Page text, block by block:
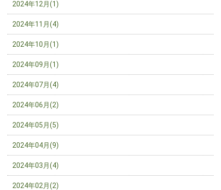
2024年12月(1)
2024年11月(4)
2024年10月(1)
2024年09月(1)
2024年07月(4)
2024年06月(2)
2024年05月(5)
2024年04月(9)
2024年03月(4)
2024年02月(2)